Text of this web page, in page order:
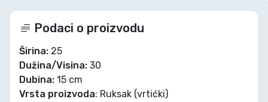
Podaci o proizvodu
Širina: 25
Dužina/Visina: 30
Dubina: 15 cm
Vrsta proizvoda: Ruksak (vrtićki)